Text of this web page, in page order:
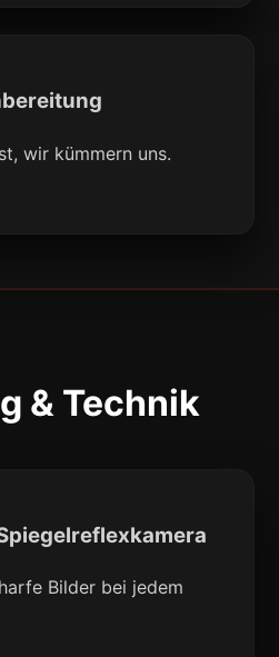
wir kümmern uns.
& Technik
Bilder bei jedem